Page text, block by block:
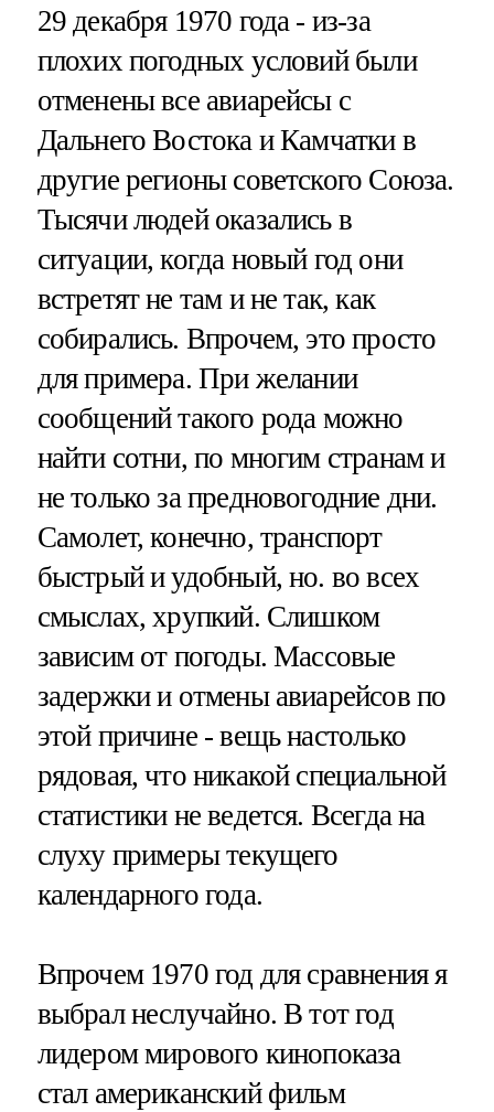
29 декабря 1970 года - из-за
плохих погодных условий были
отменены все авиарейсы с
Дальнего Востока и Камчатки в
другие регионы советского Союза.
Тысячи людей оказались в
ситуации, когда новый год они
встретят не там и не так, как
собирались. Впрочем, это просто
для примера. При желании
сообщений такого рода можно
найти сотни, по многим странам и
не только за предновогодние дни.
Самолет, конечно, транспорт
быстрый и удобный, но. во всех
смыслах, хрупкий. Слишком
зависим от погоды. Массовые
задержки и отмены авиарейсов по
этой причине - вещь настолько
рядовая, что никакой специальной
статистики не ведется. Всегда на
слуху примеры текущего
календарного года.
Впрочем 1970 год для сравнения я
выбрал неслучайно. В тот год
лидером мирового кинопоказа
стал американский фильм